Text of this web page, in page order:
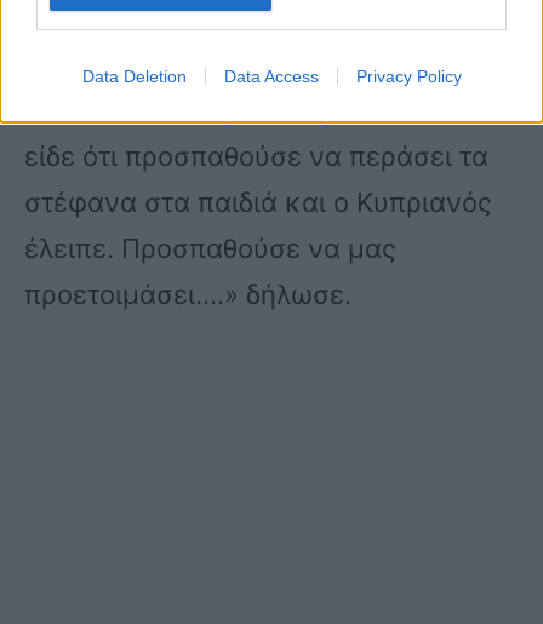
Data Deletion Data Access Privacy Policy
εκείνος ιερέας και όταν του
ανακοινώσαμε την απόφαση του
είδε ότι προσπαθούσε να περάσει τα
στέφανα στα παιδιά και ο Κυπριανός
έλειπε. Προσπαθούσε να μας
προετοιμάσει….» δήλωσε.